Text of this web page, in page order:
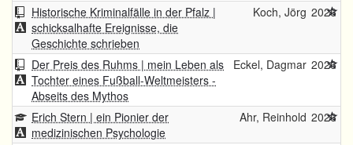
Historische Kriminalfälle in der Pfalz |
schicksalhafte Ereignisse, die
Geschichte schrieben
Koch, Jörg 2026
Der Preis des Ruhms | mein Leben als
Tochter eines Fußball-Weltmeisters -
Abseits des Mythos
Eckel, Dagmar 2026
Erich Stern | ein Pionier der
medizinischen Psychologie
Ahr, Reinhold 2026